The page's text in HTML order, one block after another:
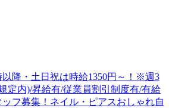
以降・土日祝は時給1350円～！※週3
定内)/昇給有/従業員割引制度有/有給
フ募集！ネイル・ピアスおしゃれ自